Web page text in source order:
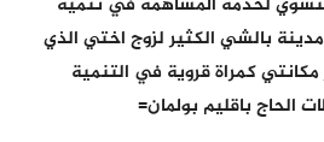
مدينة بالشي الكثير لزوج اختي الذي
كمراة قروية في التنمية
الحاج باقليم بولمان=